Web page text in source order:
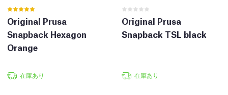
Original Prusa
Snapback Hexagon
Orange
在庫あり
Original Prusa
Snapback TSL black
在庫あり